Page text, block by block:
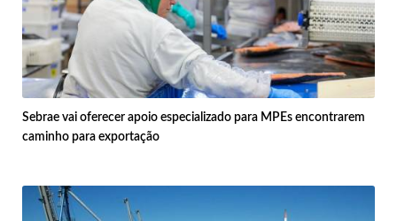
Sebrae vai oferecer apoio especializado para MPEs encontrarem
caminho para exportação